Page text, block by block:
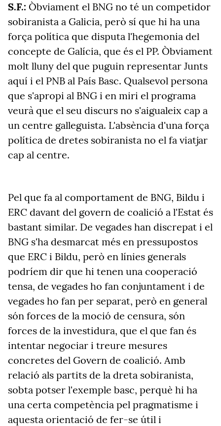
S.F.: Òbviament el BNG no té un competidor
sobiranista a Galicia, però sí que hi ha una
força política que disputa l'hegemonia del
concepte de Galícia, que és el PP. Òbviament
molt lluny del que puguin representar Junts
aquí i el PNB al País Basc. Qualsevol persona
que s'apropi al BNG i en miri el programa
veurà que el seu discurs no s'aigualeix cap a
un centre galleguista. L'absència d'una força
política de dretes sobiranista no el fa viatjar
cap al centre.
Pel que fa al comportament de BNG, Bildu i
ERC davant del govern de coalició a l'Estat és
bastant similar. De vegades han discrepat i el
BNG s'ha desmarcat més en pressupostos
que ERC i Bildu, però en línies generals
podríem dir que hi tenen una cooperació
tensa, de vegades ho fan conjuntament i de
vegades ho fan per separat, però en general
són forces de la moció de censura, són
forces de la investidura, que el que fan és
intentar negociar i treure mesures
concretes del Govern de coalició. Amb
relació als partits de la dreta sobiranista,
sobta potser l'exemple basc, perquè hi ha
una certa competència pel pragmatisme i
aquesta orientació de fer-se útil i